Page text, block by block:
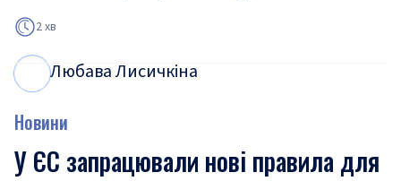
2 хв
Любава Лисичкіна
Новини
У ЄС запрацювали нові правила для